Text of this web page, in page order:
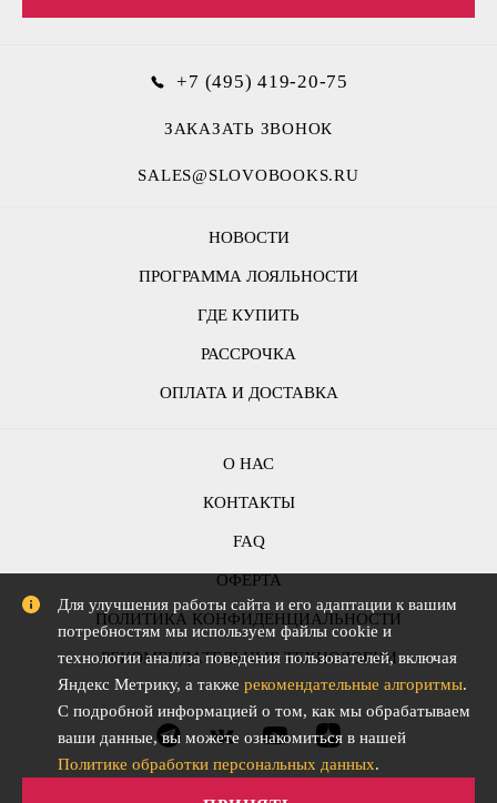
НОВОСТИ
ПРОГРАММА ЛОЯЛЬНОСТИ
ГДЕ КУПИТЬ
РАССРОЧКА
ОПЛАТА И ДОСТАВКА
О НАС
КОНТАКТЫ
FAQ
ОФЕРТА
ПОЛИТИКА КОНФИДЕНЦИАЛЬНОСТИ
РЕКОМЕНДАТЕЛЬНЫЕ ТЕХНОЛОГИИ
+7 (495) 419-20-75
ЗАКАЗАТЬ ЗВОНОК
SALES@SLOVOBOOKS.RU
Для улучшения работы сайта и его адаптации к вашим
потребностям мы используем файлы cookie и
технологии анализа поведения пользователей, включая
Яндекс Метрику, а также рекомендательные алгоритмы.
С подробной информацией о том, как мы обрабатываем
ваши данные, вы можете ознакомиться в нашей
Политике обработки персональных данных.